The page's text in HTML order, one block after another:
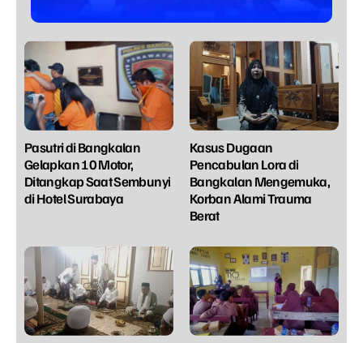
Pasutri di Bangkalan
Gelapkan 10 Motor,
Ditangkap Saat Sembunyi
di Hotel Surabaya
Kasus Dugaan
Pencabulan Lora di
Bangkalan Mengemuka,
Korban Alami Trauma
Berat